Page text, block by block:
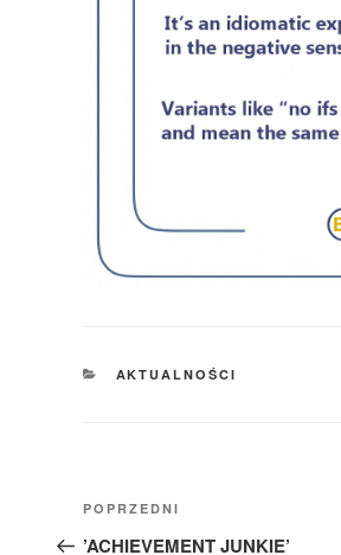
KATEGORIE
AKTUALNOŚCI
Nawigacja
wpisu
Poprzedni
wpis
POPRZEDNI
’ACHIEVEMENT JUNKIE’